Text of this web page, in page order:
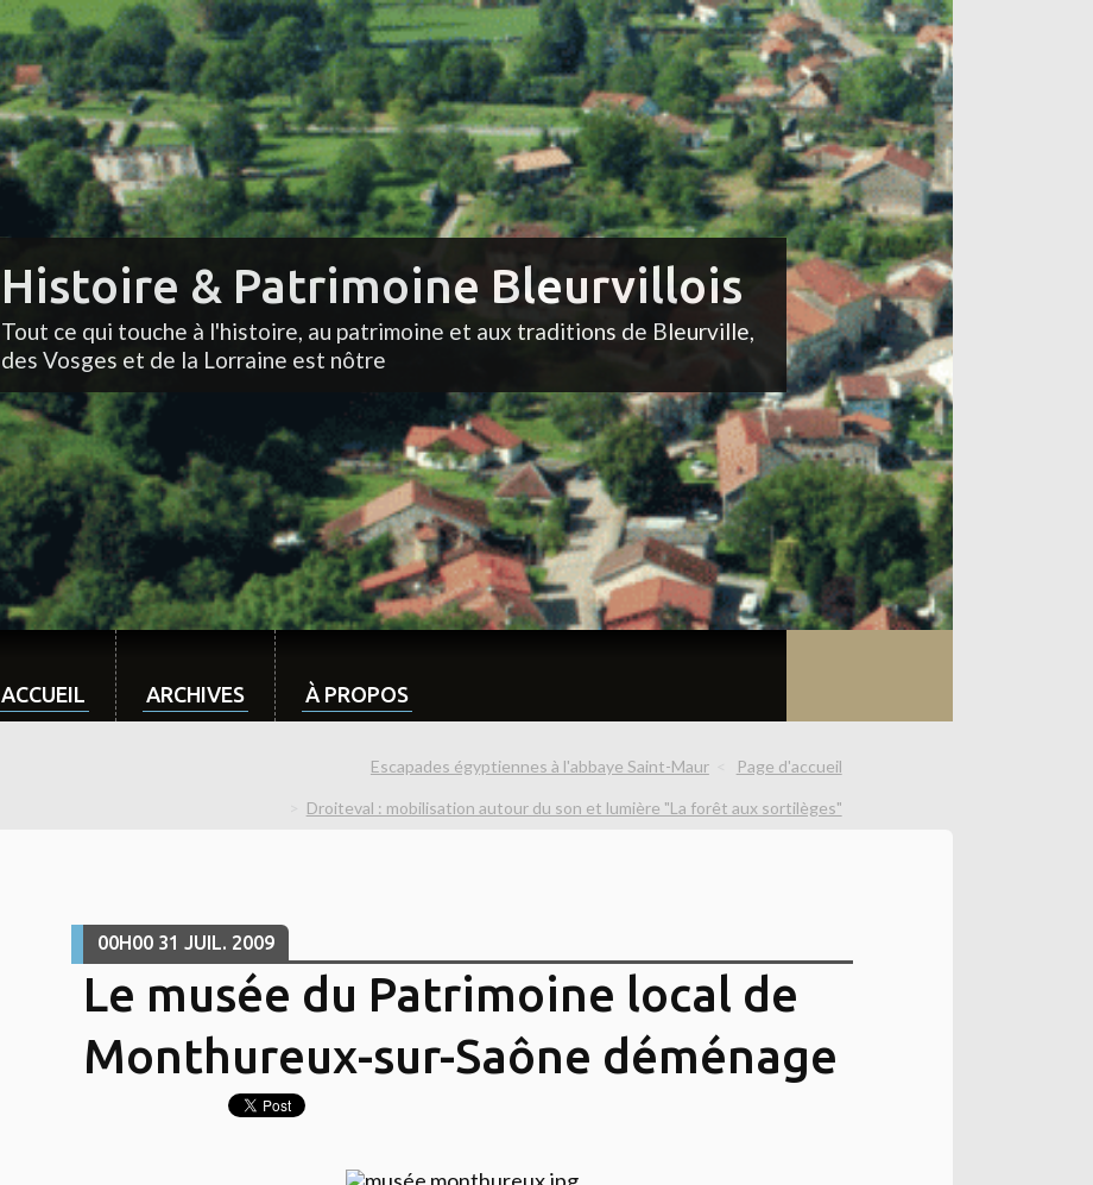
Histoire & Patrimoine Bleurvillois
Tout ce qui touche à l'histoire, au patrimoine et aux traditions de Bleurville,
des Vosges et de la Lorraine est nôtre
ACCUEIL ARCHIVES À PROPOS
Escapades égyptiennes à l'abbaye Saint-Maur Page d'accueil
Droiteval : mobilisation autour du son et lumière "La forêt aux sortilèges"
00H00 31 JUIL. 2009
Le musée du Patrimoine local de
Monthureux-sur-Saône déménage